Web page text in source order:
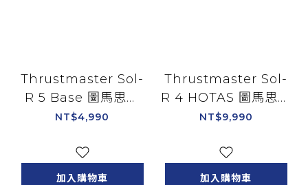
Thrustmaster Sol-
R 5 Base 圖馬思特
飛行搖桿底座 支援PC
NT$4,990
加入購物車
Thrustmaster Sol-
R 4 HOTAS 圖馬思特
模擬飛行搖桿 油門節
NT$9,990
加入購物車